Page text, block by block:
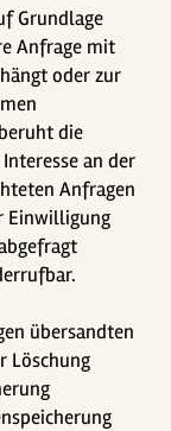
Grundlage
Anfrage mit
oder zur
die
an der
Anfragen
Einwilligung
übersandten
Löschung